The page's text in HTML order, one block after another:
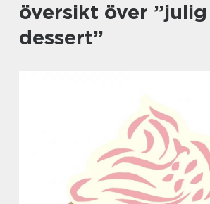
översikt över ”julig
dessert”